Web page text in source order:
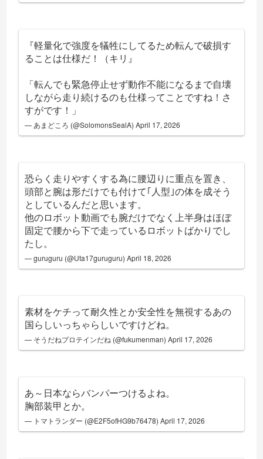
『軽量化で強度を犠牲にしてるため転んで破損す
ることは仕様だ！（キリ』
「転んでも緊急停止せず動作不能になるまで自壊
しながら走り続けるのも仕様ってことですね！さ
すがです！」
— あまどころ (@SolomonsSealA)April 17, 2026
恐らく走りやすくする為に腰辺りに重点を置き、
頭部と腕は形だけでも付けて｢人型｣の体を成そう
としているんだと思います。
他のロボット動画でも腕だけでなく上半身はほぼ
固定で腰から下で走っているロボットばかりでし
たし。
— guruguru (@Uta17guruguru)April 18, 2026
素材をケチって耐久性とか安全性を無視するあの
国らしいっちゃらしいですけどね。
— そうだねプロテインだね (@fukumenman)April 17, 2026
あ～日本ならバンパーつけるよね。
胸部装甲とか。
— トマトランダー (@E2F5ofHG9b76478)April 17, 2026